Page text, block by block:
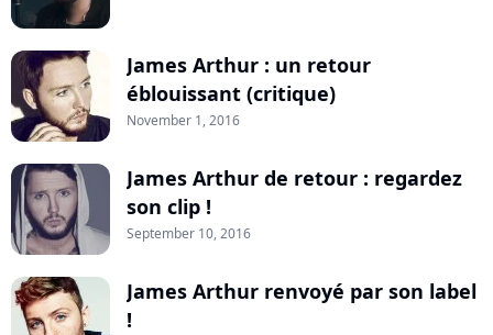
James Arthur : un retour
éblouissant (critique)
November 1, 2016
James Arthur de retour : regardez
son clip !
September 10, 2016
James Arthur renvoyé par son label
!